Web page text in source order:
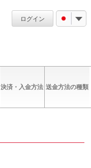
ログイン
決済・入金方法 送金方法の種類